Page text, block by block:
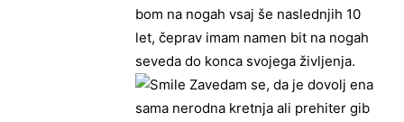
bom na nogah vsaj še naslednjih 10
let, čeprav imam namen bit na nogah
seveda do konca svojega življenja.
Zavedam se, da je dovolj ena
sama nerodna kretnja ali prehiter gib